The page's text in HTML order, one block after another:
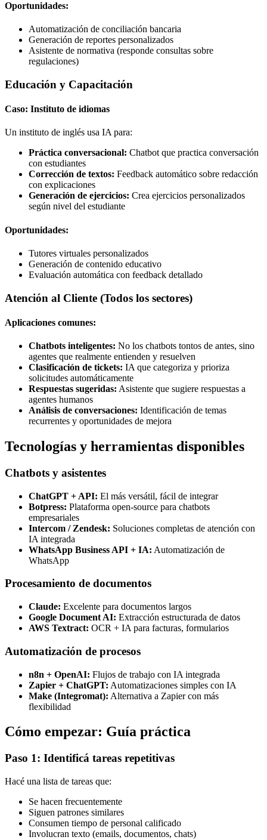
Oportunidades:
Automatización de conciliación bancaria
Generación de reportes personalizados
Asistente de normativa (responde consultas sobre
regulaciones)
Educación y Capacitación
Caso: Instituto de idiomas
Un instituto de inglés usa IA para:
Práctica conversacional: Chatbot que practica conversación
con estudiantes
Corrección de textos: Feedback automático sobre redacción
con explicaciones
Generación de ejercicios: Crea ejercicios personalizados
según nivel del estudiante
Oportunidades:
Tutores virtuales personalizados
Generación de contenido educativo
Evaluación automática con feedback detallado
Atención al Cliente (Todos los sectores)
Aplicaciones comunes:
Chatbots inteligentes: No los chatbots tontos de antes, sino
agentes que realmente entienden y resuelven
Clasificación de tickets: IA que categoriza y prioriza
solicitudes automáticamente
Respuestas sugeridas: Asistente que sugiere respuestas a
agentes humanos
Análisis de conversaciones: Identificación de temas
recurrentes y oportunidades de mejora
Tecnologías y herramientas disponibles
Chatbots y asistentes
ChatGPT + API: El más versátil, fácil de integrar
Botpress: Plataforma open-source para chatbots
empresariales
Intercom / Zendesk: Soluciones completas de atención con
IA integrada
WhatsApp Business API + IA: Automatización de
WhatsApp
Procesamiento de documentos
Claude: Excelente para documentos largos
Google Document AI: Extracción estructurada de datos
AWS Textract: OCR + IA para facturas, formularios
Automatización de procesos
n8n + OpenAI: Flujos de trabajo con IA integrada
Zapier + ChatGPT: Automatizaciones simples con IA
Make (Integromat): Alternativa a Zapier con más
flexibilidad
Cómo empezar: Guía práctica
Paso 1: Identificá tareas repetitivas
Hacé una lista de tareas que:
Se hacen frecuentemente
Siguen patrones similares
Consumen tiempo de personal calificado
Involucran texto (emails, documentos, chats)